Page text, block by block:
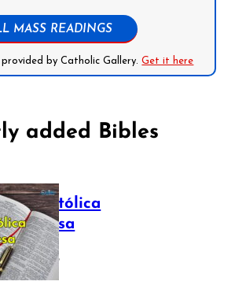
MASS READINGS
provided by Catholic Gallery.Get it here
added Bibles
Católica
16, 2025